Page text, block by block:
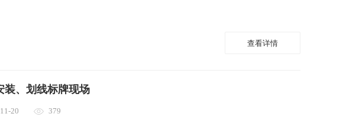
查看详情
装、划线标牌现场
20 379